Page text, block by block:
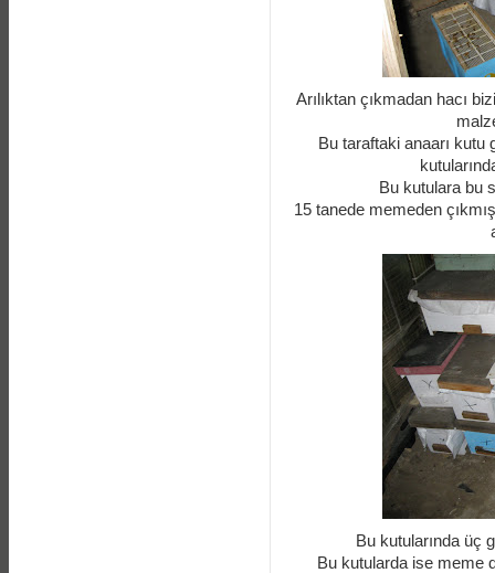
Arılıktan çıkmadan hacı
Bu taraftaki anaarı kutu
Bu kutulara bu
15 tanede memeden
Bu kutularında üç
Bu kutularda ise meme